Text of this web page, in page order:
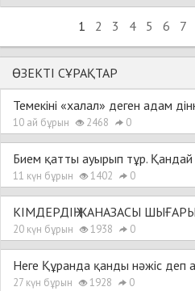
1 2 3 4 5 6 7
ӨЗЕКТІ СҰРАҚТАР
Темекіні «халал» деген адам
10 ай бұрын 2468 0
Бием қатты ауырып тұр.
11 күн бұрын 1402 0
КІМДЕРДІҢ ЖАНАЗАСЫ
20 күн бұрын 1938 0
Неге Құранда қанды нәжіс деп
27 күн бұрын 1928 0